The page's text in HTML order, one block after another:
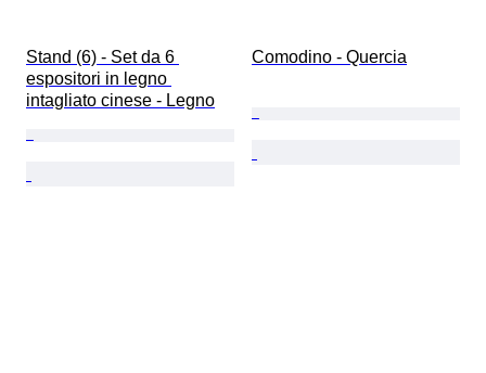
Stand (6) - Set da 6
espositori in legno
intagliato cinese - Legno
Comodino - Quercia